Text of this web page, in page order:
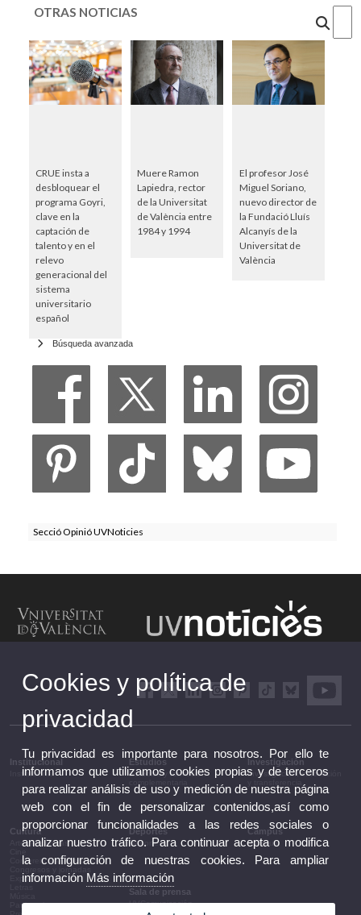
OTRAS NOTICIAS
CRUE insta a
desbloquear el
programa Goyri,
clave en la
captación de
talento y en el
relevo
generacional del
sistema
universitario
español
Muere Ramon
Lapiedra, rector
de la Universitat
de València entre
1984 y 1994
El profesor José
Miguel Soriano,
nuevo director de
la Fundació Lluís
Alcanyís de la
Universitat de
València
Búsqueda avanzada
Secció Opinió UVNoticies
Institucional
Institucional
Estudios
Estudios y formación
Investigación
Investigación, innovación
Cultura
Artes escénicas
Conferencias y debates
Congresos y jornadas
Exposiciones
Patrimonio
Deportes
Deportes
Campus
Campus
Sala de prensa
UVComunicación
Notas de prensa
Cookies y política de
privacidad
Tu privacidad es importante para nosotros. Por ello te
informamos que utilizamos cookies propias y de terceros
para realizar análisis de uso y medición de nuestra página
web con el fin de personalizar contenidos,así como
proporcionar funcionalidades a las redes sociales o
analizar nuestro tráfico. Para continuar acepta o modifica
la configuración de nuestras cookies. Para ampliar
información Más información